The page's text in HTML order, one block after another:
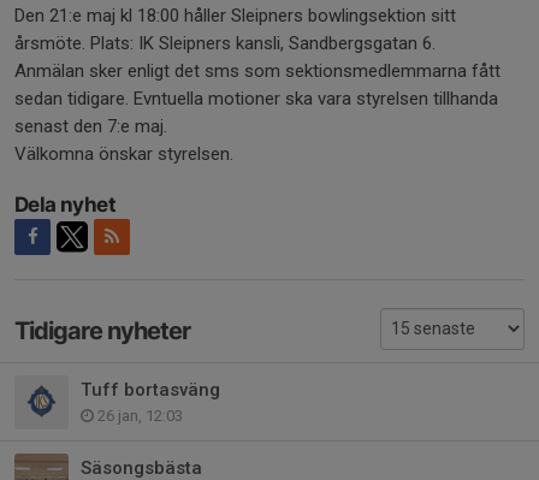
Den 21:e maj kl 18:00 håller Sleipners bowlingsektion sitt
årsmöte. Plats: IK Sleipners kansli, Sandbergsgatan 6.
Anmälan sker enligt det sms som sektionsmedlemmarna fått
sedan tidigare. Evntuella motioner ska vara styrelsen tillhanda
senast den 7:e maj.
Välkomna önskar styrelsen.
Dela nyhet
Tidigare nyheter
Tuff bortasväng
26 jan, 12:03
Säsongsbästa